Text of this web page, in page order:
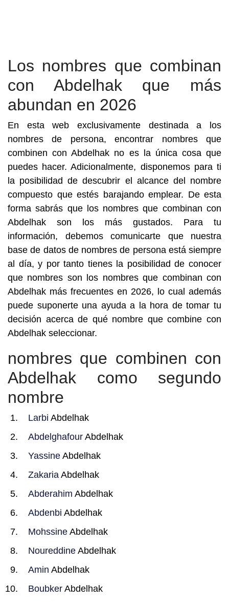
Los nombres que combinan
con Abdelhak que más
abundan en 2026
En esta web exclusivamente destinada a los
nombres de persona, encontrar nombres que
combinen con Abdelhak no es la única cosa que
puedes hacer. Adicionalmente, disponemos para ti
la posibilidad de descubrir el alcance del nombre
compuesto que estés barajando emplear. De esta
forma sabrás que los nombres que combinan con
Abdelhak son los más gustados. Para tu
información, debemos comunicarte que nuestra
base de datos de nombres de persona está siempre
al día, y por tanto tienes la posibilidad de conocer
que nombres son los nombres que combinan con
Abdelhak más frecuentes en 2026, lo cual además
puede suponerte una ayuda a la hora de tomar tu
decisión acerca de qué nombre que combine con
Abdelhak seleccionar.
nombres que combinen con
Abdelhak como segundo
nombre
Larbi Abdelhak
Abdelghafour Abdelhak
Yassine Abdelhak
Zakaria Abdelhak
Abderahim Abdelhak
Abdenbi Abdelhak
Mohssine Abdelhak
Noureddine Abdelhak
Amin Abdelhak
Boubker Abdelhak